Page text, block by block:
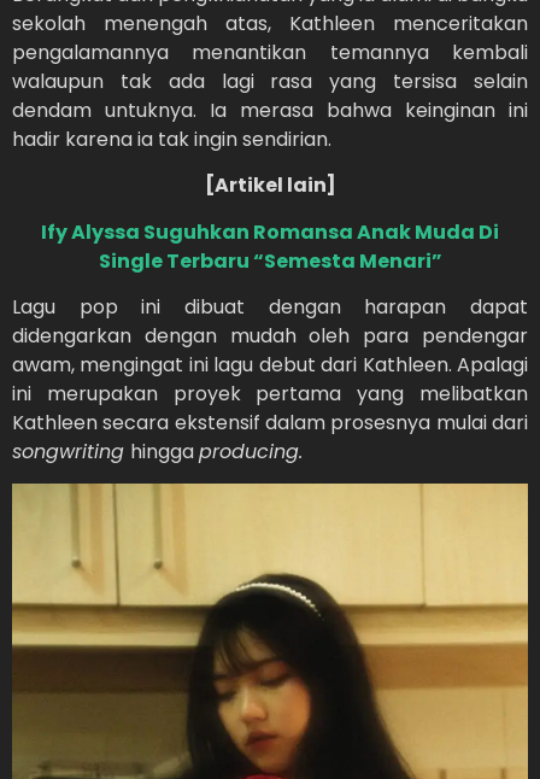
sekolah menengah atas, Kathleen menceritakan
pengalamannya menantikan temannya kembali
walaupun tak ada lagi rasa yang tersisa selain
dendam untuknya. Ia merasa bahwa keinginan ini
hadir karena ia tak ingin sendirian.
[Artikel lain]
Ify Alyssa Suguhkan Romansa Anak Muda Di
Single Terbaru “Semesta Menari”
Lagu pop ini dibuat dengan harapan dapat
didengarkan dengan mudah oleh para pendengar
awam, mengingat ini lagu debut dari Kathleen. Apalagi
ini merupakan proyek pertama yang melibatkan
Kathleen secara ekstensif dalam prosesnya mulai dari
songwriting hinggaproducing.